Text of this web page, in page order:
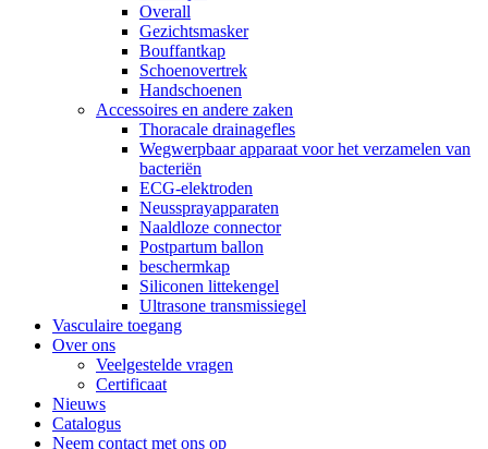
Overall
Gezichtsmasker
Bouffantkap
Schoenovertrek
Handschoenen
Accessoires en andere zaken
Thoracale drainagefles
Wegwerpbaar apparaat voor het verzamelen van
bacteriën
ECG-elektroden
Neussprayapparaten
Naaldloze connector
Postpartum ballon
beschermkap
Siliconen littekengel
Ultrasone transmissiegel
Vasculaire toegang
Over ons
Veelgestelde vragen
Certificaat
Nieuws
Catalogus
Neem contact met ons op